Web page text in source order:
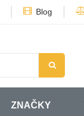
Blog
ZNAČKY